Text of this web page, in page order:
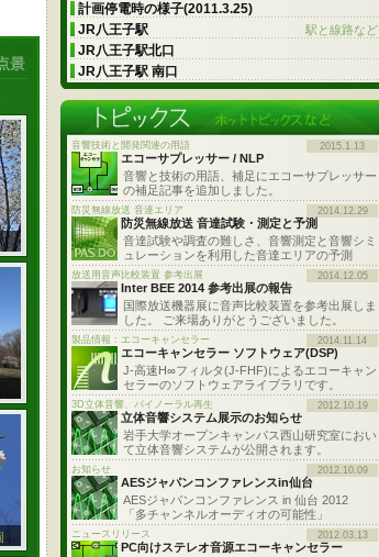
計画停電時の様子(2011.3.25)
JR八王子駅
駅と線路など
JR八王子駅北口
JR八王子駅 南口
音響技術と開発関連の用語 2015.1.13
エコーサプレッサー / NLP
音響と技術の用語、補足にエコーサプレッサー
の補足記事を追加しました。
防災無線放送 音達エリア 2014.12.29
防災無線放送 音達試験・測定と予測
音達試験や調査の難しさ、音響測定と音響シミ
ュレーションを利用した音達エリアの予測
放送用音声比較装置 参考出展 2014.12.05
Inter BEE 2014 参考出展の報告
国際放送機器展に音声比較装置を参考出展しま
した。 ご来場ありがとうございました。
製品情報 : エコーキャンセラー 2014.11.14
エコーキャンセラー ソフトウェア(DSP)
J-高速H∞フィルタ(J-FHF)によるエコーキャン
セラーのソフトウェアライブラリです。
3D立体音響、バイノーラル再生 2012.10.19
立体音響システム展示のお知らせ
岩手大学オープンキャンパス西山研究室におい
て立体音響システムが公開されます。
お知らせ 2012.10.09
AESジャパンコンファレンスin仙台
AESジャパンコンファレンス in 仙台 2012
「多チャンネルオーディオの可能性」
ニュースリリース 2012.03.13
PC向けステレオ音源エコーキャンセラー